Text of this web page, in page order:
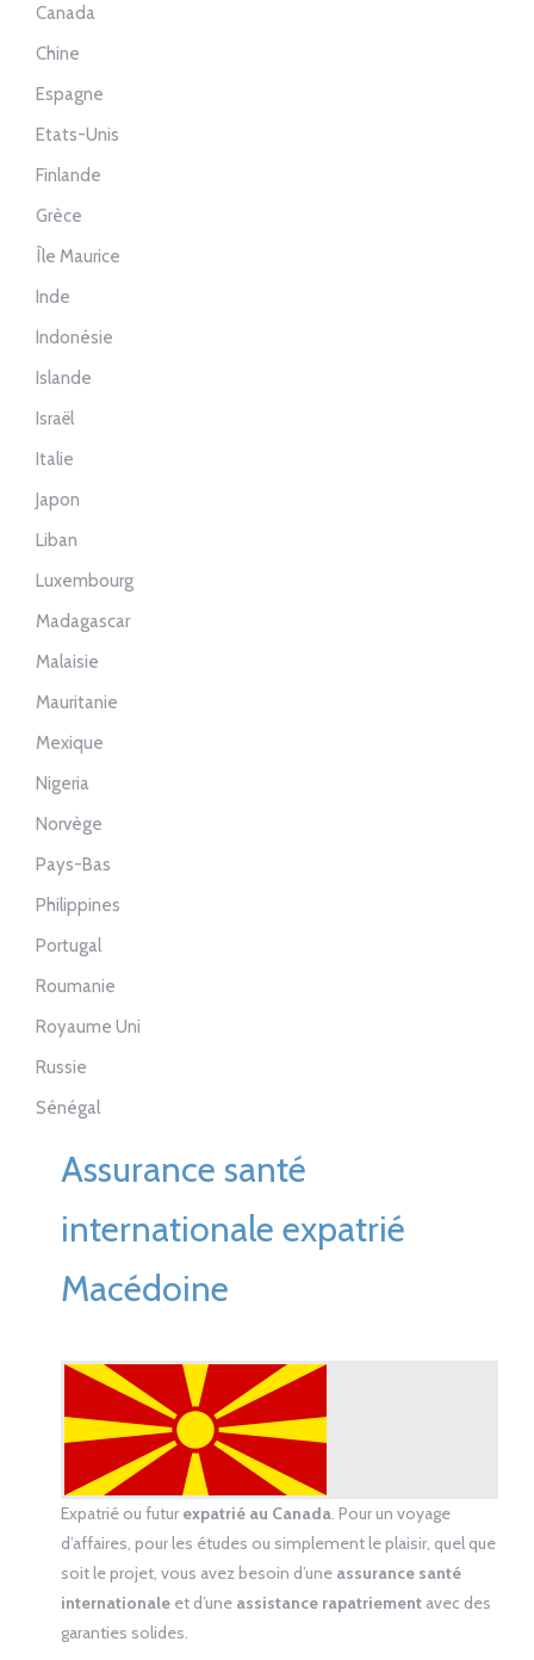
Canada
Chine
Espagne
Etats-Unis
Finlande
Grèce
Île Maurice
Inde
Indonésie
Islande
Israël
Italie
Japon
Liban
Luxembourg
Madagascar
Malaisie
Mauritanie
Mexique
Nigeria
Norvège
Pays-Bas
Philippines
Portugal
Roumanie
Royaume Uni
Russie
Sénégal
Assurance santé
internationale expatrié
Macédoine
Expatrié ou futur expatrié au Canada. Pour un voyage
d’affaires, pour les études ou simplement le plaisir, quel que
soit le projet, vous avez besoin d’une assurance santé
internationaleet d’une assistance rapatriementavec des
garanties solides.